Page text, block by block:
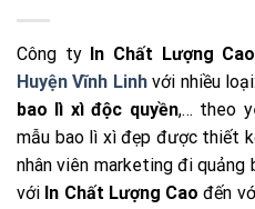
Công ty In Chất Lượng Cao
Huyện Vĩnh Linhvới nhiều loại:
bao lì xì độc quyền,… theo
mẫu bao lì xì đẹp được thiết
nhân viên marketing đi quảng
với In Chất Lượng Caođến